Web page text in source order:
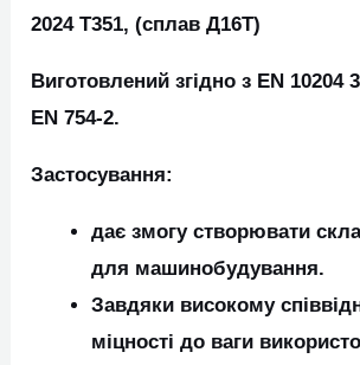
2024 Т351, (сплав Д16Т)
Виготовлений згідно з EN 10204
EN 754-2.
Застосування:
дає змогу створювати
для машинобудування.
Завдяки високому
міцності до ваги